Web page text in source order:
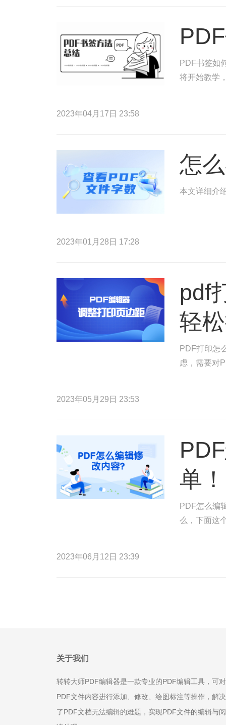
PDF书签如
将开始教学
2023年04月17日 23:58
怎
本文详细介
2023年01月28日 17:28
pdf
轻
PDF打印怎
虑，需要对
2023年05月29日 23:53
单！
PDF怎么编
么，下面这
2023年06月12日 23:39
关于我们
转转大师PDF编辑器是一款专业的PDF编辑工具，可对
PDF文件内容进行添加、修改、绘图标注等操作，解决
了PDF文档无法编辑的难题，实现PDF文件的编辑与阅